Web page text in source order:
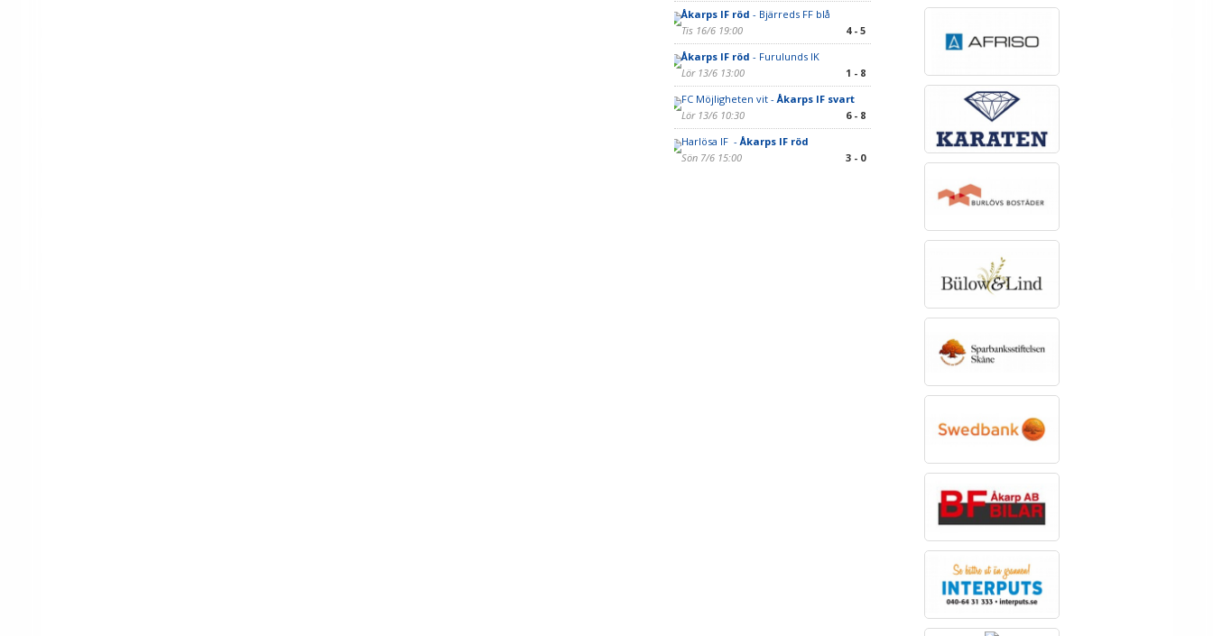
Åkarps IF röd - Bjärreds FF blå
Tis 16/6 19:00
4 - 5
Åkarps IF röd - Furulunds IK
Lör 13/6 13:00
1 - 8
FC Möjligheten vit -Åkarps IF svart
Lör 13/6 10:30
6 - 8
Harlösa IF -Åkarps IF röd
Sön 7/6 15:00
3 - 0